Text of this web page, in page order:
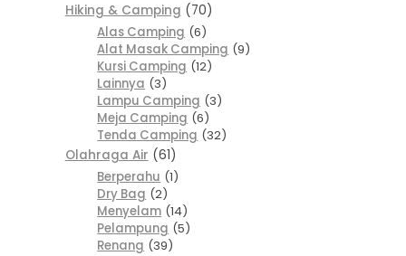
Hiking & Camping
70
Alas Camping 6
Alat Masak Camping 9
Kursi Camping 12
Lainnya 3
Lampu Camping 3
Meja Camping 6
Tenda Camping 32
Olahraga Air
61
Berperahu 1
Dry Bag 2
Menyelam 14
Pelampung 5
Renang 39